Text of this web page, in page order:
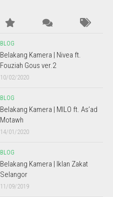
BLOG
Belakang Kamera | Nivea ft.
Fouziah Gous ver.2
10/02/2020
BLOG
Belakang Kamera | MILO ft. As’ad
Motawh
14/01/2020
BLOG
Belakang Kamera | Iklan Zakat
Selangor
11/09/2019